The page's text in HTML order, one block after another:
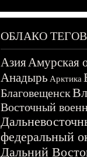
ОБЛАКО ТЕГОВ
АзияАмурская
Анадырь Арктика
Благовещенск
Восточный
федеральный
Дальний